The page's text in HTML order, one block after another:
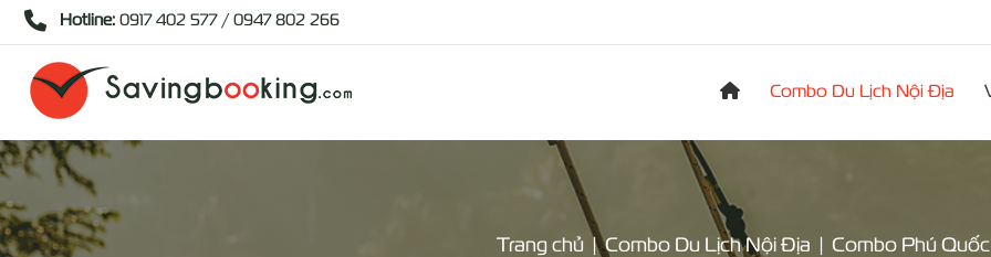
Hotline: 0917 402 577 / 0947 802 266
Combo Du Lịch Nội Địa
Trang chủ Combo Du Lịch Nội Địa Combo Phú Quốc